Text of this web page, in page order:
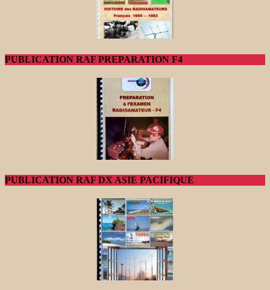
PUBLICATION RAF PREPARATION F4
PUBLICATION RAF DX ASIE PACIFIQUE